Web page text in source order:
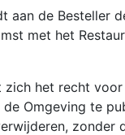
aan de Besteller
met het
zich het recht
Omgeving te
zonder